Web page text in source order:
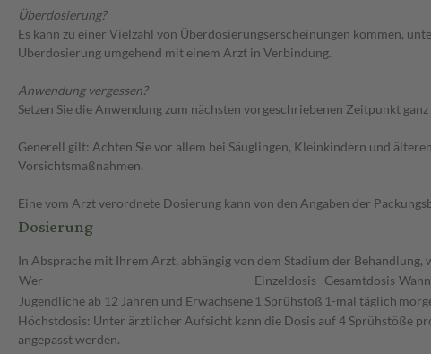
Überdosierung?
Es kann zu einer Vielzahl von Überdosierungserscheinungen kommen,
Überdosierung umgehend mit einem Arzt in Verbindung.
Anwendung vergessen?
Setzen Sie die Anwendung zum nächsten vorgeschriebenen Zeitpunkt
Generell gilt: Achten Sie vor allem bei Säuglingen, Kleinkindern und
Vorsichtsmaßnahmen.
Eine vom Arzt verordnete Dosierung kann von den Angaben der
Dosierung
In Absprache mit Ihrem Arzt, abhängig von dem Stadium der
Wer
Einzeldosis Gesamtdosis Wann
Jugendliche ab 12 Jahren und Erwachsene 1 Sprühstoß 1-mal täglich
Höchstdosis: Unter ärztlicher Aufsicht kann die Dosis auf 4 Sprühstöße
angepasst werden.